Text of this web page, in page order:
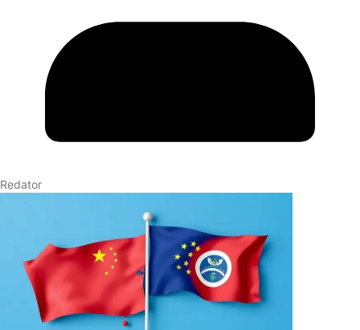
Redator